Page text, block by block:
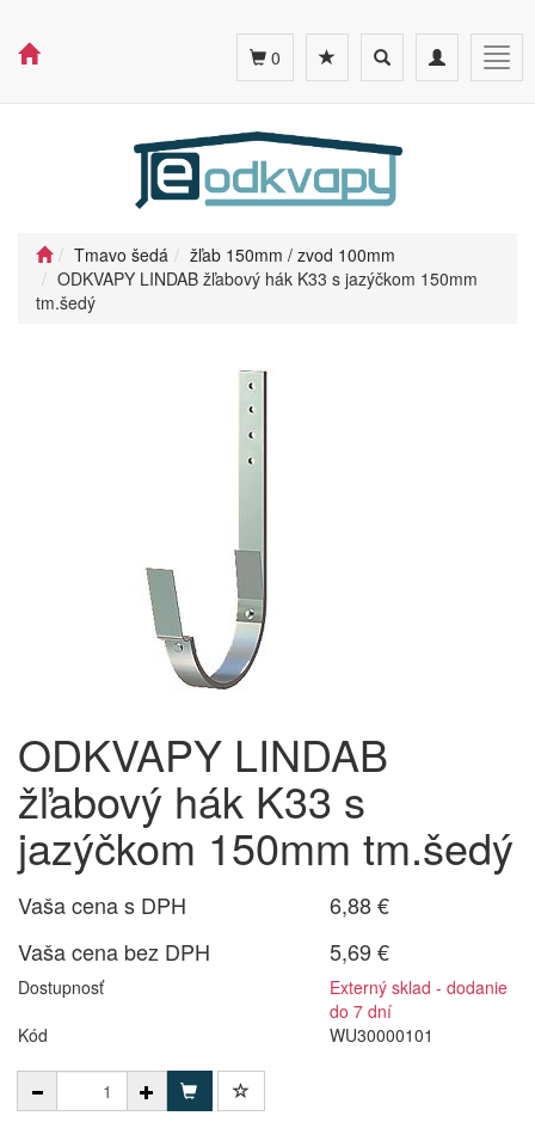
Toggle
navigation
Toggle
search
0
Tmavo šedá
žľab 150mm / zvod 100mm
ODKVAPY LINDAB žľabový hák K33 s jazýčkom 150mm
tm.šedý
ODKVAPY LINDAB
žľabový hák K33 s
jazýčkom 150mm tm.šedý
Vaša cena s DPH
6,88 €
Vaša cena bez DPH
5,69 €
Dostupnosť
Externý sklad - dodanie
do 7 dní
Kód
WU30000101